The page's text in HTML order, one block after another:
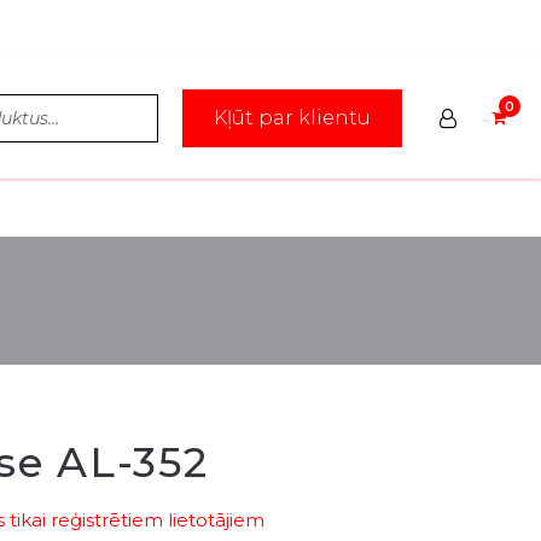
Kļūt par klientu
AL-352
tikai reģistrētiem lietotājiem